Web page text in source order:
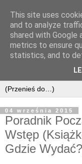
04 września 2015
Poradnik
Wstęp
Gdzie
This site uses
and to analyze
shared with Google
metrics to ensure
statistics, and to